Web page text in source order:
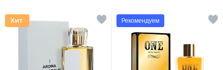
Рекомендуем